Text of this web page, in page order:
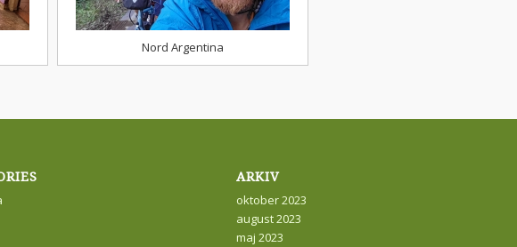
Nord Argentina
ARKIV
oktober 2023
august 2023
maj 2023